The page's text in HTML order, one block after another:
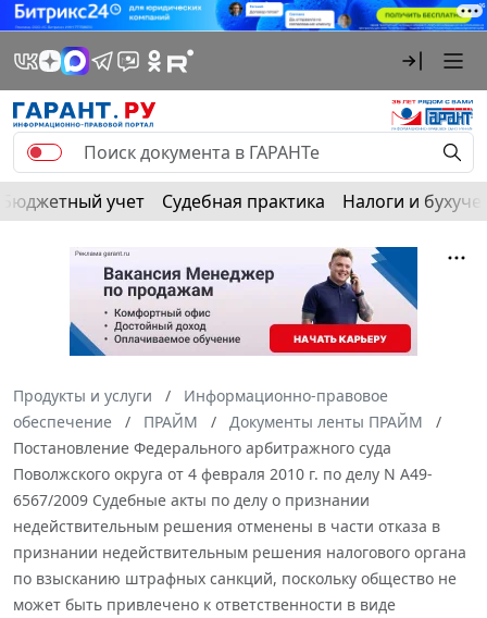
Бюджетный учет Судебная практика Налоги и
Продукты и услуги
Информационно-правовое
обеспечение
ПРАЙМ
Документы ленты ПРАЙМ
Постановление Федерального арбитражного суда
Поволжского округа от 4 февраля 2010 г. по делу N А49-
6567/2009 Судебные акты по делу о признании
недействительным решения отменены в части отказа в
признании недействительным решения налогового органа
по взысканию штрафных санкций, поскольку общество не
может быть привлечено к ответственности в виде